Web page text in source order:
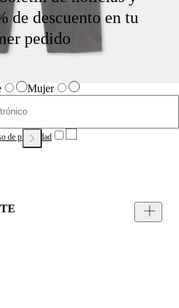
de descuento en tu
pedido
Mujer
de privacidad